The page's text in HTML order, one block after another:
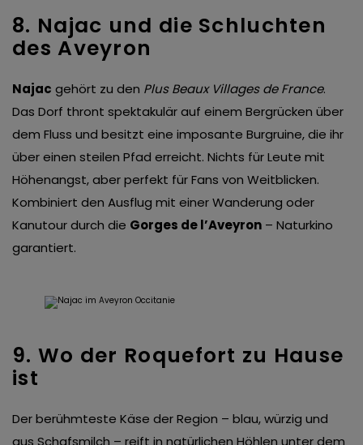
8. Najac und die Schluchten
des Aveyron
Najac gehört zu den Plus Beaux Villages de France.
Das Dorf thront spektakulär auf einem Bergrücken über
dem Fluss und besitzt eine imposante Burgruine, die ihr
über einen steilen Pfad erreicht. Nichts für Leute mit
Höhenangst, aber perfekt für Fans von Weitblicken.
Kombiniert den Ausflug mit einer Wanderung oder
Kanutour durch die Gorges de l’Aveyron – Naturkino
garantiert.
9. Wo der Roquefort zu Hause
ist
Der berühmteste Käse der Region – blau, würzig und
aus Schafsmilch – reift in natürlichen Höhlen unter dem